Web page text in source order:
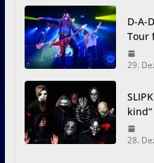
D-A-
Tour
29.
28.